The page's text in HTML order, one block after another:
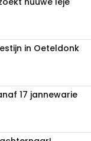
in Oeteldonk
17 jannewarie